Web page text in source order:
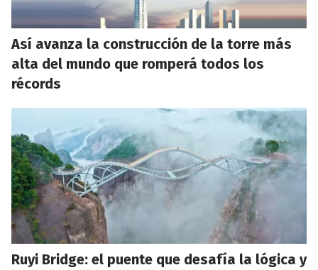
Así avanza la construcción de la torre más
alta del mundo que romperá todos los
récords
Ruyi Bridge: el puente que desafía la lógica y